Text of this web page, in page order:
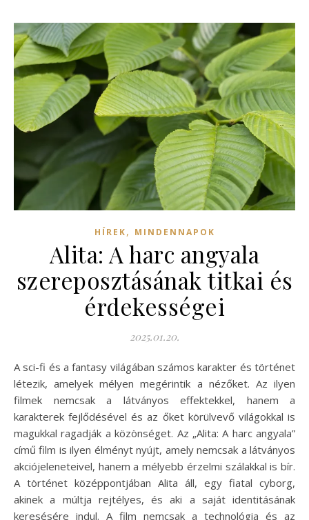
HÍREK, MINDENNAPOK
Alita: A harc angyala
szereposztásának titkai és
érdekességei
2025.01.20.
A sci-fi és a fantasy világában számos karakter és történet
létezik, amelyek mélyen megérintik a nézőket. Az ilyen
filmek nemcsak a látványos effektekkel, hanem a
karakterek fejlődésével és az őket körülvevő világokkal is
magukkal ragadják a közönséget. Az „Alita: A harc angyala”
című film is ilyen élményt nyújt, amely nemcsak a látványos
akciójeleneteivel, hanem a mélyebb érzelmi szálakkal is bír.
A történet középpontjában Alita áll, egy fiatal cyborg,
akinek a múltja rejtélyes, és aki a saját identitásának
keresésére indul. A film nemcsak a technológia és az